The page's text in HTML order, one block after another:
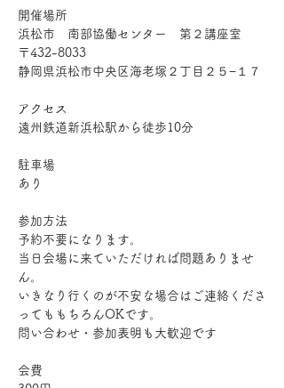
開催場所
浜松市　南部協働センター　第２講座室
〒432-8033
静岡県浜松市中央区海老塚２丁目２５−１７
アクセス
遠州鉄道新浜松駅から徒歩10分
駐車場
あり
参加方法
予約不要になります。
当日会場に来ていただければ問題ありませ
ん。
いきなり行くのが不安な場合はご連絡くださ
ってももちろんOKです。
問い合わせ・参加表明も大歓迎です
会費